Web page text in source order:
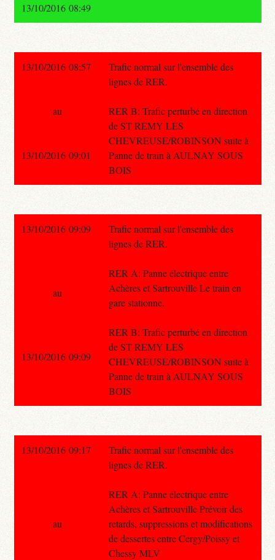
13/10/2016 08:49
13/10/2016 08:57
Trafic normal sur l'ensemble des
lignes de RER.
RER B: Trafic perturbé en direction
de ST REMY LES
CHEVREUSE/ROBINSON suite à
Panne de train à AULNAY SOUS
BOIS
au
13/10/2016 09:01
13/10/2016 09:09
Trafic normal sur l'ensemble des
lignes de RER.
RER A: Panne électrique entre
Achères et Sartrouville Le train en
gare stationne.
RER B: Trafic perturbé en direction
de ST REMY LES
CHEVREUSE/ROBINSON suite à
Panne de train à AULNAY SOUS
BOIS
au
13/10/2016 09:09
13/10/2016 09:17
Trafic normal sur l'ensemble des
lignes de RER.
RER A: Panne électrique entre
Achères et Sartrouville Prévoir des
retards, suppressions et modifications
de dessertes entre Cergy/Poissy et
Chessy MLV
au